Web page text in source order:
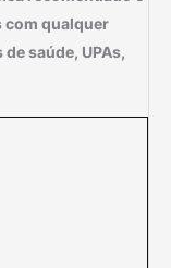
com qualquer
saúde, UPAs,